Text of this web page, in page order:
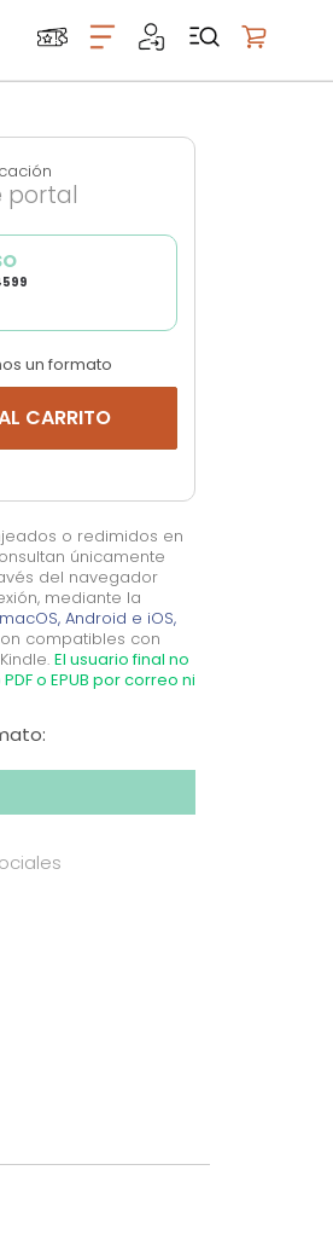
portal
un formato
CARRITO
o redimidos en
únicamente
del navegador
mediante la
Android e iOS,
compatibles con
El usuario final no
o EPUB por correo ni